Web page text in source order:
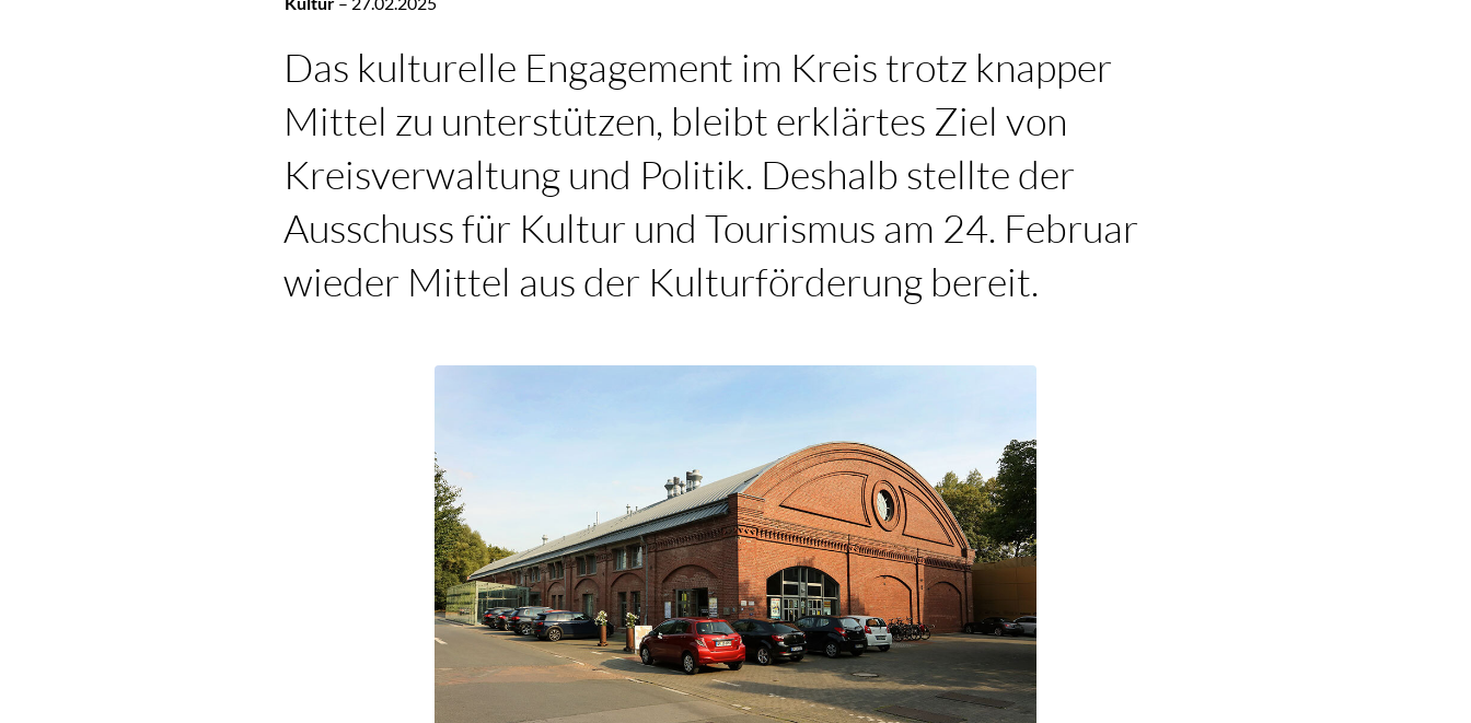
Das kulturelle Engagement im Kreis trotz knapper
Mittel zu unterstützen, bleibt erklärtes Ziel von
Kreisverwaltung und Politik. Deshalb stellte der
Ausschuss für Kultur und Tourismus am 24. Februar
wieder Mittel aus der Kulturförderung bereit.